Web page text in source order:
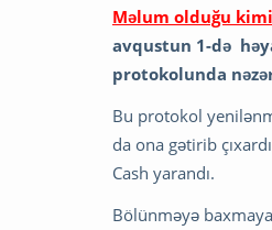
Məlum olduğu kimi
avqustun 1-də
protokolunda
Bu protokol
da ona gətirib
Cash yarandı.
Bölünməyə